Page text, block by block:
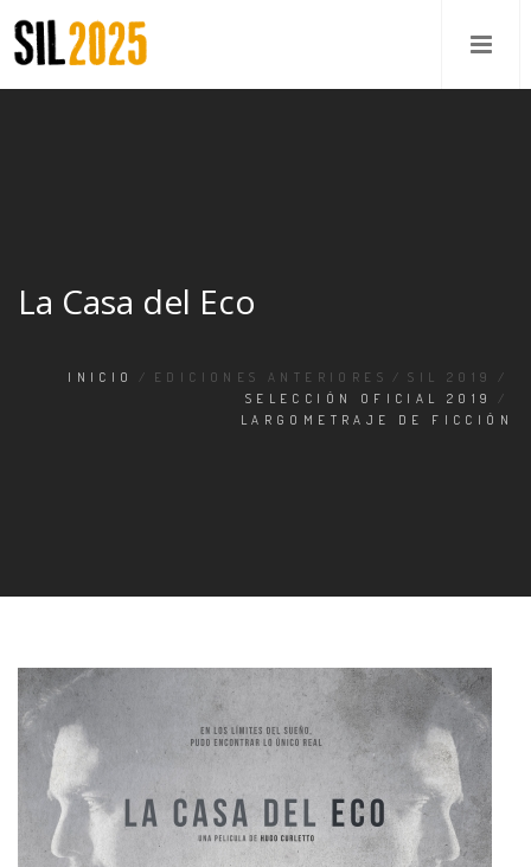
La Casa del Eco
INICIO / EDICIONES ANTERIORES / SIL 2019
/
SELECCIÓN OFICIAL 2019
/
LARGOMETRAJE DE FICCIÓN